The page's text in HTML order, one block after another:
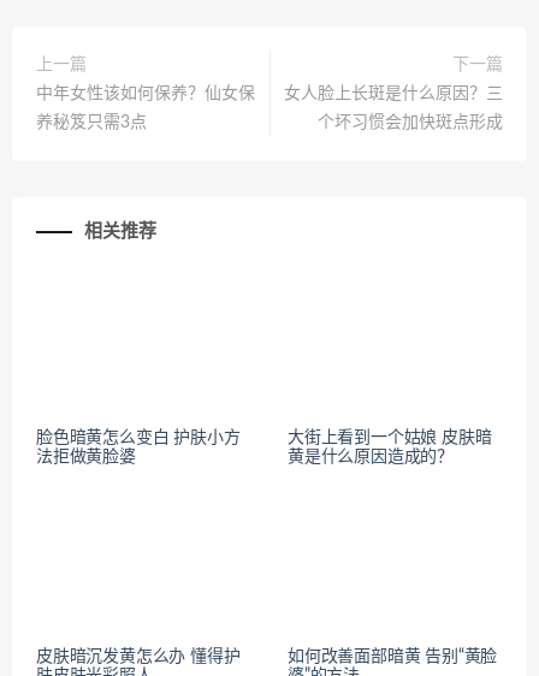
上一篇
中年女性该如何保养？仙女保
养秘笈只需3点
下一篇
女人脸上长斑是什么原因？三
个坏习惯会加快斑点形成
相关推荐
脸色暗黄怎么变白 护肤小方
法拒做黄脸婆
大街上看到一个姑娘 皮肤暗
黄是什么原因造成的？
皮肤暗沉发黄怎么办 懂得护
如何改善面部暗黄 告别“黄脸